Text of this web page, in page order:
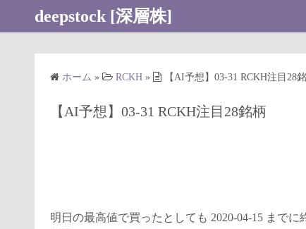
deepstock [深層株]
ホーム » RCKH » 【AI予想】03-31 RCKH注目28
【AI予想】03-31 RCKH注目28銘柄
明日の最高値で買ったとしても 2020-04-15 まで